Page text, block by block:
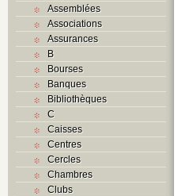
Assemblées
Associations
Assurances
B
Bourses
Banques
Bibliothèques
C
Caisses
Centres
Cercles
Chambres
Clubs